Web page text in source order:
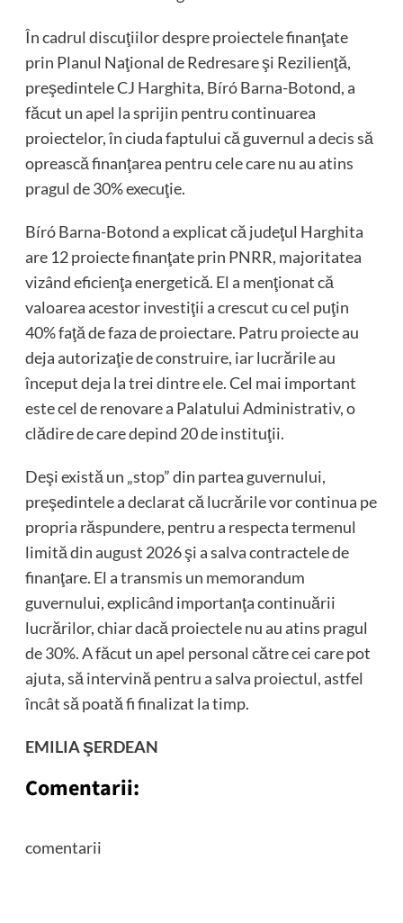
În cadrul discuţiilor despre proiectele finanţate
prin Planul Naţional de Redresare şi Rezilienţă,
preşedintele CJ Harghita, Bíró Barna-Botond, a
făcut un apel la sprijin pentru continuarea
proiectelor, în ciuda faptului că guvernul a decis să
oprească finanţarea pentru cele care nu au atins
pragul de 30% execuţie.
Bíró Barna-Botond a explicat că judeţul Harghita
are 12 proiecte finanţate prin PNRR, majoritatea
vizând eficienţa energetică. El a menţionat că
valoarea acestor investiţii a crescut cu cel puţin
40% faţă de faza de proiectare. Patru proiecte au
deja autorizaţie de construire, iar lucrările au
început deja la trei dintre ele. Cel mai important
este cel de renovare a Palatului Administrativ, o
clădire de care depind 20 de instituţii.
Deşi există un „stop” din partea guvernului,
preşedintele a declarat că lucrările vor continua pe
propria răspundere, pentru a respecta termenul
limită din august 2026 şi a salva contractele de
finanţare. El a transmis un memorandum
guvernului, explicând importanţa continuării
lucrărilor, chiar dacă proiectele nu au atins pragul
de 30%. A făcut un apel personal către cei care pot
ajuta, să intervină pentru a salva proiectul, astfel
încât să poată fi finalizat la timp.
EMILIA ŞERDEAN
Comentarii:
comentarii